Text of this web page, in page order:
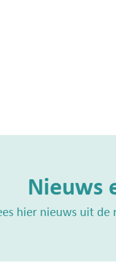
Nieuws
hier nieuws uit de